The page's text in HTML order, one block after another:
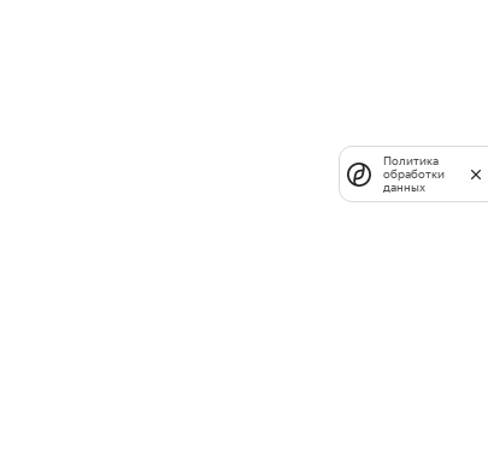
Политика
обработки
данных